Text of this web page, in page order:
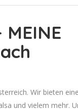
Wir bieten
und vielem mehr.